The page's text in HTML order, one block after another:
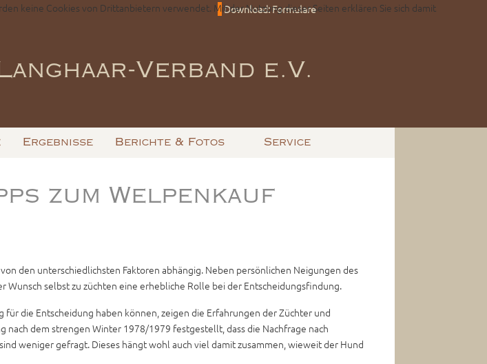
Download: Formulare
Verband e.V.
Ergebnisse Berichte & Fotos Service
zum Welpenkauf
den unterschiedlichsten Faktoren abhängig. Neben persönlichen Neigungen des
selbst zu züchten eine erhebliche Rolle bei der Entscheidungsfindung.
die Entscheidung haben können, zeigen die Erfahrungen der Züchter und
dem strengen Winter 1978/1979 festgestellt, dass die Nachfrage nach
weniger gefragt. Dieses hängt wohl auch viel damit zusammen, wieweit der Hund
keine Cookies von Drittanbietern verwendet. Mit der Nutzung dieser Seiten erklären Sie sich damit